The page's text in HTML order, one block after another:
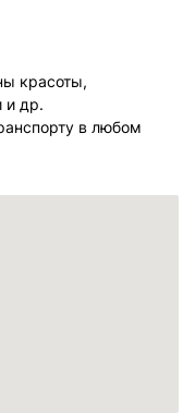
красоты,
и др.
в любом